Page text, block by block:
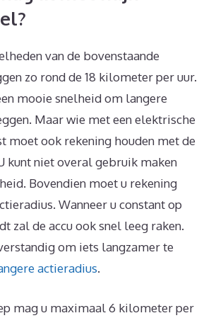
van de bovenstaande
zo rond de 18 kilometer per uur.
mooie snelheid om langere
Maar wie met een elektrische
moet ook rekening houden met de
kunt niet overal gebruik maken
Bovendien moet u rekening
Wanneer u constant op
zal de accu ook snel leeg raken.
om iets langzamer te
actieradius.
mag u maximaal 6 kilometer per